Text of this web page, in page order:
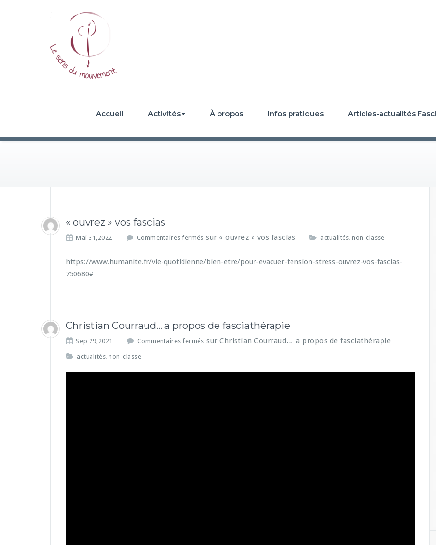
Accueil Activités À propos Infos pratiques Articles-actualités
« ouvrez » vos fascias
Mai 31,2022 Commentaires fermés sur « ouvrez » vos fascias actualités, non-classe
https://www.humanite.fr/vie-quotidienne/bien-etre/pour-evacuer-tension-stress-ouvrez-vos-fascias-
750680#
Christian Courraud… a propos de fasciathérapie
Sep 29,2021 Commentaires fermés sur Christian Courraud… a propos de fasciathérapie
actualités, non-classe